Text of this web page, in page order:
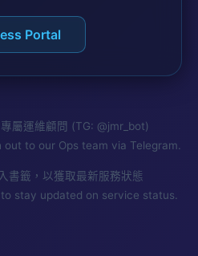
Portal
屬運維顧問 (TG: @jmr_bot)
to our Ops team via Telegram.
書籤，以獲取最新服務狀態
stay updated on service status.